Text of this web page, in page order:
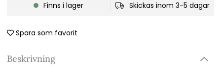
Finns i lager Skickas inom 3-5 dagar
Spara som favorit
Beskrivning